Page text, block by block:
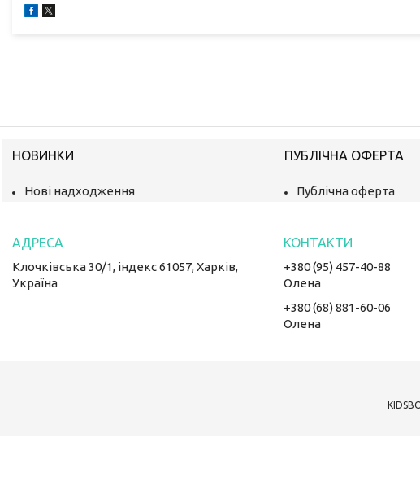
НОВИНКИ
Нові надходження
ПУБЛІЧНА ОФЕРТА
Публічна оферта
Клочківська 30/1, індекс 61057, Харків,
Україна
+380 (95) 457-40-88
Олена
+380 (68) 881-60-06
Олена